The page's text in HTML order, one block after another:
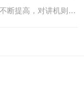
断提高，对讲机则是
的报等多种保障手